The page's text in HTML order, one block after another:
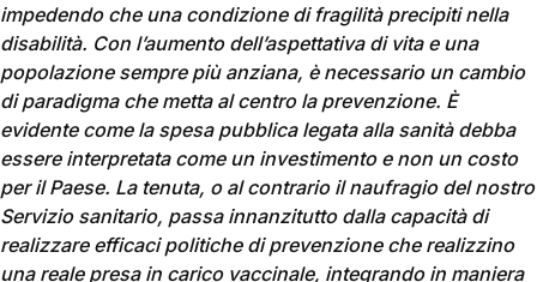
impedendo che una condizione di fragilità precipiti nella
disabilità. Con l’aumento dell’aspettativa di vita e una
popolazione sempre più anziana, è necessario un cambio
di paradigma che metta al centro la prevenzione. È
evidente come la spesa pubblica legata alla sanità debba
essere interpretata come un investimento e non un costo
per il Paese. La tenuta, o al contrario il naufragio del nostro
Servizio sanitario, passa innanzitutto dalla capacità di
realizzare efficaci politiche di prevenzione che realizzino
una reale presa in carico vaccinale, integrando in maniera